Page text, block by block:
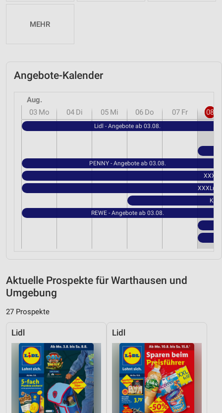
MEHR
Angebote-Kalender
Aug.
03 Mo 04 Di 05 Mi 06 Do 07 Fr 08
Lidl - Angebote ab 03.08.
PENNY - Angebote ab 03.08.
XXXLutz
REWE - Angebote ab 03.08.
Aktuelle Prospekte für Warthausen und
Umgebung
27 Prospekte
Lidl Lidl